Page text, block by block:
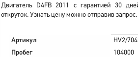
Двигатель D4FB 2011 с гарантией 30
откруток. Узнать цену можно отправив запрос.
Артикул
HV2/
Пробег
104000